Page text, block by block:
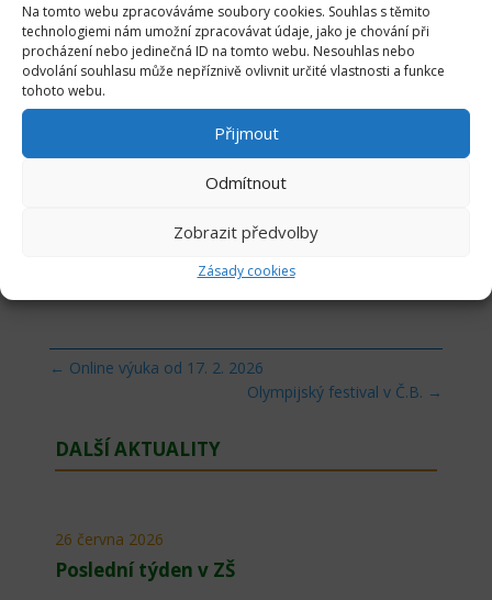
Na tomto webu zpracováváme soubory cookies. Souhlas s těmito
technologiemi nám umožní zpracovávat údaje, jako je chování při
procházení nebo jedinečná ID na tomto webu. Nesouhlas nebo
odvolání souhlasu může nepříznivě ovlivnit určité vlastnosti a funkce
tohoto webu.
Přijmout
Odmítnout
Zobrazit předvolby
Zásady cookies
Květinové aranžmá | Zonerama.com
← Online výuka od 17. 2. 2026
Olympijský festival v Č.B. →
DALŠÍ AKTUALITY
Poslední týden v ZŠ
26 června 2026